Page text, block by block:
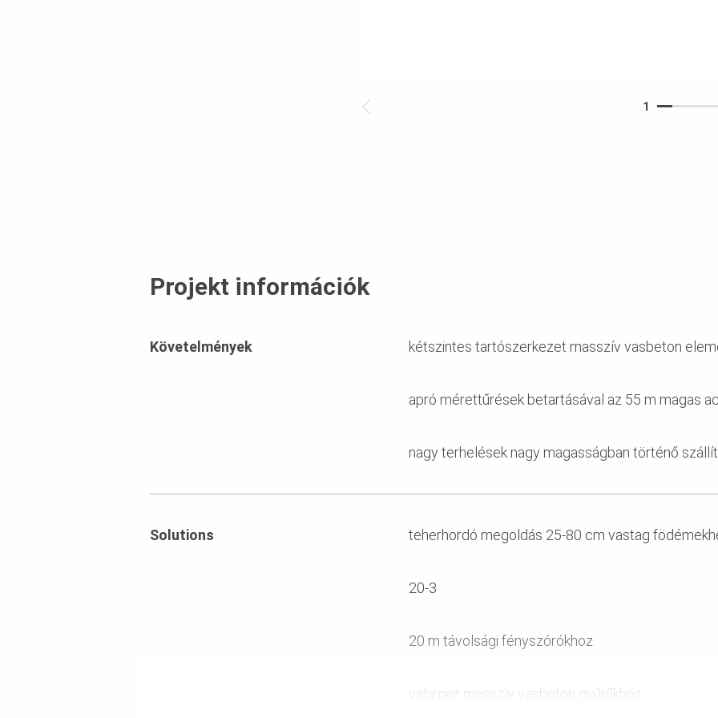
1
Projekt információk
Követelmények kétszintes tartószerkezet masszív vasbeton
apró mérettűrések betartásával az 55 m magas
nagy terhelések nagy magasságban történő
Solutions teherhordó megoldás 25-80 cm vastag
20-3
20 m távolsági fényszórókhoz
valamint masszív vasbeton gyűrűkhöz